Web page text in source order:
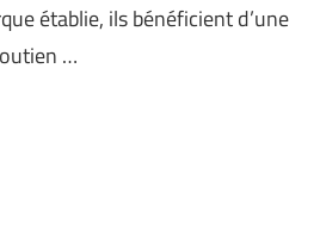
établie, ils bénéficient d’une
…